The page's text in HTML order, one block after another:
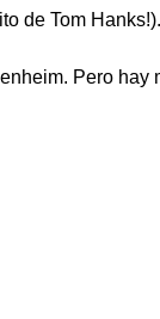
de Tom
Pero